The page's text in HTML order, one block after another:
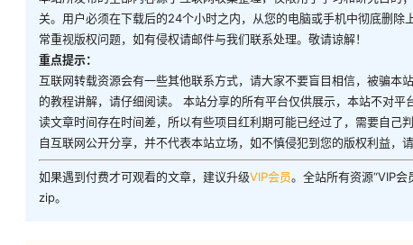
关。用户必须在下载后的24个小时之内，从您的电脑或手机中彻底删
常重视版权问题，如有侵权请邮件与我们联系处理。敬请谅解！
重点提示：
互联网转载资源会有一些其他联系方式，请大家不要盲目相信，被骗
的教程讲解，请仔细阅读。 本站分享的所有平台仅供展示，本站不对
读文章时间存在时间差，所以有些项目红利期可能已经过了，需要自
自互联网公开分享，并不代表本站立场，如不慎侵犯到您的版权利益，
如果遇到付费才可观看的文章，建议升级VIP会员。全站所有资源“VIP
zip。